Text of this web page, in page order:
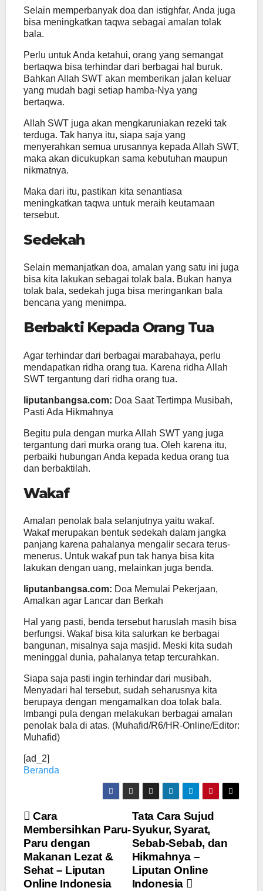
Selain memperbanyak doa dan istighfar, Anda juga
bisa meningkatkan taqwa sebagai amalan tolak
bala.
Perlu untuk Anda ketahui, orang yang semangat
bertaqwa bisa terhindar dari berbagai hal buruk.
Bahkan Allah SWT akan memberikan jalan keluar
yang mudah bagi setiap hamba-Nya yang
bertaqwa.
Allah SWT juga akan mengkaruniakan rezeki tak
terduga. Tak hanya itu, siapa saja yang
menyerahkan semua urusannya kepada Allah SWT,
maka akan dicukupkan sama kebutuhan maupun
nikmatnya.
Maka dari itu, pastikan kita senantiasa
meningkatkan taqwa untuk meraih keutamaan
tersebut.
Sedekah
Selain memanjatkan doa, amalan yang satu ini juga
bisa kita lakukan sebagai tolak bala. Bukan hanya
tolak bala, sedekah juga bisa meringankan bala
bencana yang menimpa.
Berbakti Kepada Orang Tua
Agar terhindar dari berbagai marabahaya, perlu
mendapatkan ridha orang tua. Karena ridha Allah
SWT tergantung dari ridha orang tua.
liputanbangsa.com: Doa Saat Tertimpa Musibah,
Pasti Ada Hikmahnya
Begitu pula dengan murka Allah SWT yang juga
tergantung dari murka orang tua. Oleh karena itu,
perbaiki hubungan Anda kepada kedua orang tua
dan berbaktilah.
Wakaf
Amalan penolak bala selanjutnya yaitu wakaf.
Wakaf merupakan bentuk sedekah dalam jangka
panjang karena pahalanya mengalir secara terus-
menerus. Untuk wakaf pun tak hanya bisa kita
lakukan dengan uang, melainkan juga benda.
liputanbangsa.com: Doa Memulai Pekerjaan,
Amalkan agar Lancar dan Berkah
Hal yang pasti, benda tersebut haruslah masih bisa
berfungsi. Wakaf bisa kita salurkan ke berbagai
bangunan, misalnya saja masjid. Meski kita sudah
meninggal dunia, pahalanya tetap tercurahkan.
Siapa saja pasti ingin terhindar dari musibah.
Menyadari hal tersebut, sudah seharusnya kita
berupaya dengan mengamalkan doa tolak bala.
Imbangi pula dengan melakukan berbagai amalan
penolak bala di atas. (Muhafid/R6/HR-Online/Editor:
Muhafid)
[ad_2]
Beranda
Navigasi
pos
Tata Cara Sujud
Syukur, Syarat,
Sebab-Sebab, dan
Hikmahnya –
Liputan Online
Indonesia
Cara
Membersihkan Paru-
Paru dengan
Makanan Lezat &
Sehat – Liputan
Online Indonesia